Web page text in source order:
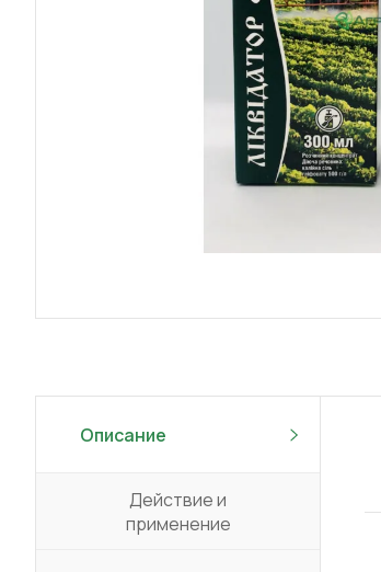
Описание
Действие и
применение